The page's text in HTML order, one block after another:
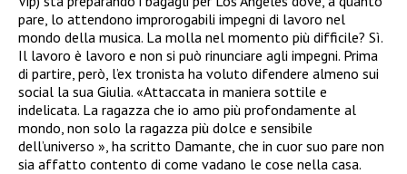
pare, lo attendono improrogabili impegni di lavoro nel
mondo della musica. La molla nel momento più difficile? Sì.
Il lavoro è lavoro e non si può rinunciare agli impegni. Prima
di partire, però, l’ex tronista ha voluto difendere almeno sui
social la sua Giulia. «Attaccata in maniera sottile e
indelicata. La ragazza che io amo più profondamente al
mondo, non solo la ragazza più dolce e sensibile
dell’universo », ha scritto Damante, che in cuor suo pare non
sia affatto contento di come vadano le cose nella casa.